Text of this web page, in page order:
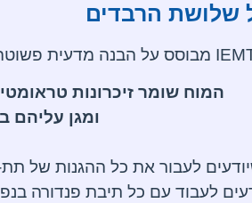
שלושת הרבדים
המוח שומר זיכרונות
ומגן עליהם
לעבור את כל ההגנות של
לעבוד עם כל תיבת פנדורה